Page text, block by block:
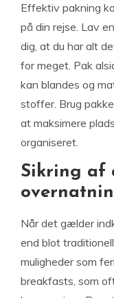
Effektiv pakning
på din rejse. Lav
dig, at du har alt
for meget. Pak
kan blandes og
stoffer. Brug
at maksimere
organiseret.
Sikring af
Når det gælder
end blot
muligheder som
breakfasts, som